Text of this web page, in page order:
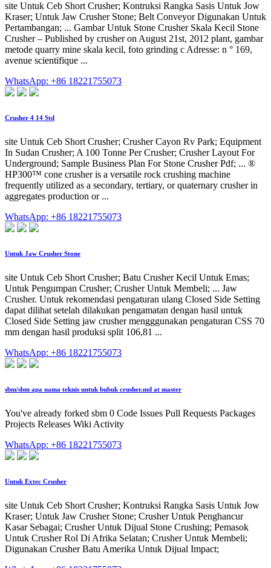
site Untuk Ceb Short Crusher; Kontruksi Rangka Sasis Untuk Jow
Kraser; Untuk Jaw Crusher Stone; Belt Conveyor Digunakan Untuk
Pertambangan; ... Gambar Untuk Stone Crusher Skala Kecil Stone
Crusher – Published by crusher on August 21st, 2012 plant, gambar
metode quarry mine skala kecil, foto grinding c Adresse: n ° 169,
avenue scientifique ...
WhatsApp: +86 18221755073
Crusher 4 14 Std
site Untuk Ceb Short Crusher; Crusher Cayon Rv Park; Equipment
In Sudan Crusher; A 100 Tonne Per Crusher; Crusher Layout For
Underground; Sample Business Plan For Stone Crusher Pdf; ... ®
HP300™ cone crusher is a versatile rock crushing machine
frequently utilized as a secondary, tertiary, or quaternary crusher in
aggregates production or ...
WhatsApp: +86 18221755073
Untuk Jaw Crusher Stone
site Untuk Ceb Short Crusher; Batu Crusher Kecil Untuk Emas;
Untuk Pengumpan Crusher; Crusher Untuk Membeli; ... Jaw
Crusher. Untuk rekomendasi pengaturan ulang Closed Side Setting
dapat dilihat setelah dilakukan pengamatan dengan hasil untuk
Closed Side Setting jaw crusher mengggunakan pengaturan CSS 70
mm dengan hasil produksi split 106,81 ...
WhatsApp: +86 18221755073
sbm/sbm apa nama teknis untuk bubuk crusher.md at master
You've already forked sbm 0 Code Issues Pull Requests Packages
Projects Releases Wiki Activity
WhatsApp: +86 18221755073
Untuk Extec Crusher
site Untuk Ceb Short Crusher; Kontruksi Rangka Sasis Untuk Jow
Kraser; Untuk Jaw Crusher Stone; Crusher Untuk Penghancur
Kasar Sebagai; Crusher Untuk Dijual Stone Crushing; Pemasok
Untuk Crusher Rol Di Afrika Selatan; Crusher Untuk Membeli;
Digunakan Crusher Batu Amerika Untuk Dijual Impact;